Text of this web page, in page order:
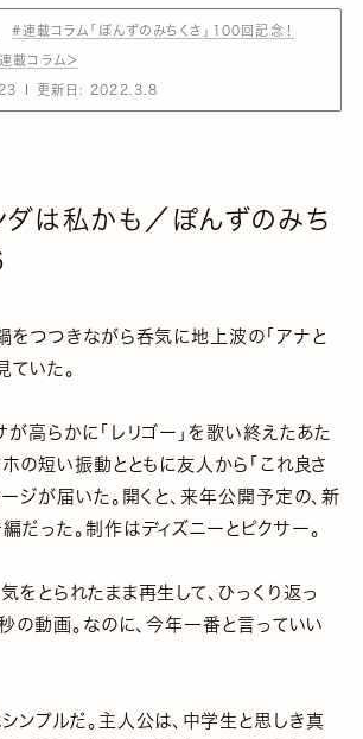
#連載コラム「ぽんずのみちくさ」100回記念！
載コラム＞
更新日: 2022.3.8
ダは私かも／ぽんずのみち
をつつきながら呑気に地上波の「アナと
ていた。
が高らかに「レリゴー」を歌い終えたあた
ホの短い振動とともに友人から「これ良さ
ージが届いた。開くと、来年公開予定の、新
だった。制作はディズニーとピクサー。
をとられたまま再生して、ひっくり返っ
の動画。なのに、今年一番と言っていい
ンプルだ。主人公は、中学生と思しき真